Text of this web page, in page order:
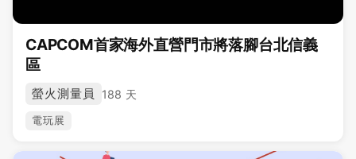
CAPCOM首家海外直營門市將落腳台北信義
區
螢火測量員 188 天
電玩展